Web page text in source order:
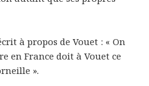
à propos de Vouet : « On
en France doit à Vouet ce
».